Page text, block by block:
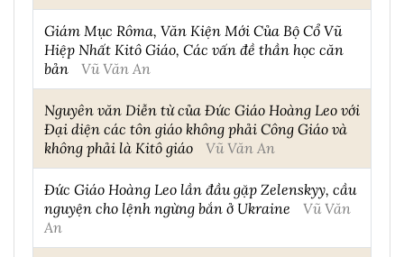
Giám Mục Rôma, Văn Kiện Mới Của Bộ Cổ Vũ
Hiệp Nhất Kitô Giáo, Các vấn đề thần học căn
bản
Vũ Văn An
Nguyên văn Diễn từ của Đức Giáo Hoàng Leo với
Đại diện các tôn giáo không phải Công Giáo và
không phải là Kitô giáo
Vũ Văn An
Đức Giáo Hoàng Leo lần đầu gặp Zelenskyy, cầu
nguyện cho lệnh ngừng bắn ở Ukraine
Vũ Văn
An